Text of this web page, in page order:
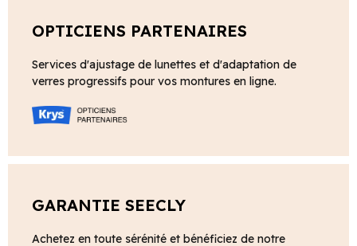
OPTICIENS PARTENAIRES
Services d'ajustage de lunettes et d'adaptation de
verres progressifs pour vos montures en ligne.
GARANTIE SEECLY
Achetez en toute sérénité et bénéficiez de notre